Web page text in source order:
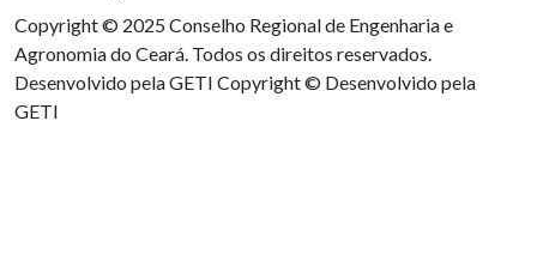
Copyright © 2025 Conselho Regional de Engenharia e
Agronomia do Ceará. Todos os direitos reservados.
Desenvolvido pela GETI Copyright © Desenvolvido pela
GETI